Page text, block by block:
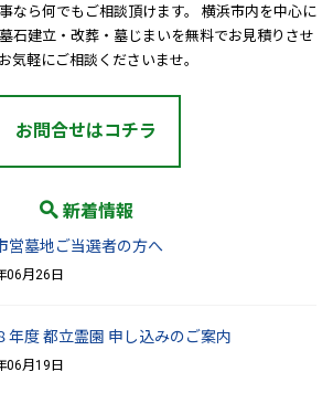
なら何でもご相談頂けます。 横浜市内を中心に
石建立・改葬・墓じまいを無料でお見積りさせ
気軽にご相談くださいませ。
お問合せはコチラ
新着情報
営墓地ご当選者の方へ
06月26日
年度 都立霊園 申し込みのご案内
06月19日